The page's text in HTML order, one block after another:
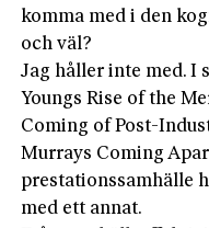
komma med i den
och väl?
Jag håller inte med. I
Youngs Rise of the
Coming of Post-
Murrays Coming
prestationssamhälle
med ett annat.